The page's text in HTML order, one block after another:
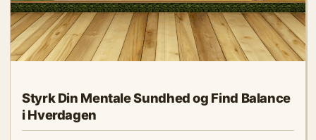
Styrk Din Mentale Sundhed og Find Balance
i Hverdagen